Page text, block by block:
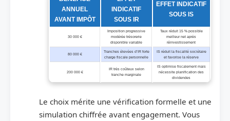
ANNUEL
AVANT IMPÔT
INDICATIF
SOUS IR
EFFET INDICATIF
SOUS IS
30 000 €
Imposition progressive
modérée trésorerie
disponible variable
Taux réduit 15 % possible
meilleur net après
réinvestissement
80 000 €
Tranches élevées d’IR forte
charge fiscale personnelle
IS réduit la fiscalité sociétaire
et favorise la réserve
200 000 €
IR très coûteux selon
tranche marginale
IS optimise fiscalement mais
nécessite planification des
dividendes
Le choix mérite une vérification formelle et une
simulation chiffrée avant engagement. Vous